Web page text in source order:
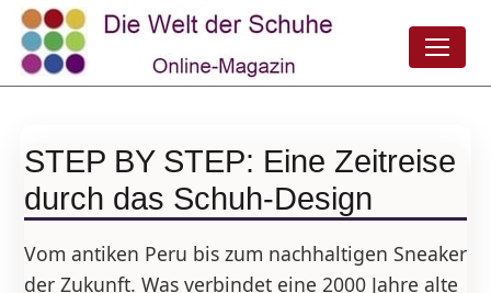
STEP BY STEP: Eine Zeitreise
durch das Schuh-Design
Vom antiken Peru bis zum nachhaltigen Sneaker
der Zukunft. Was verbindet eine 2000 Jahre alte